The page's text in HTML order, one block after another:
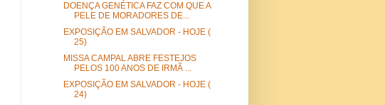
DOENÇA GENÉTICA FAZ COM QUE A
PELE DE MORADORES DE...
EXPOSIÇÃO EM SALVADOR - HOJE (
25)
MISSA CAMPAL ABRE FESTEJOS
PELOS 100 ANOS DE IRMÃ ...
EXPOSIÇÃO EM SALVADOR - HOJE (
24)